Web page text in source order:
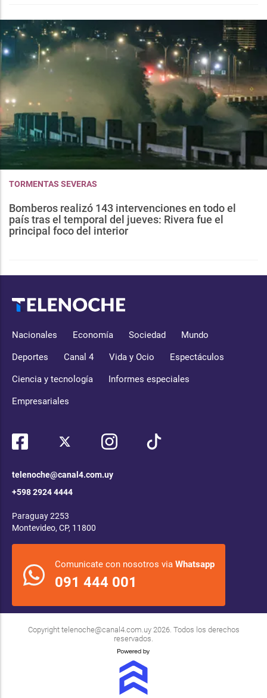
TORMENTAS SEVERAS
Bomberos realizó 143 intervenciones en todo el
país tras el temporal del jueves: Rivera fue el
principal foco del interior
Nacionales Economía Sociedad Mundo
Deportes Canal 4 Vida y Ocio Espectáculos
Ciencia y tecnología Informes especiales
Empresariales
telenoche@canal4.com.uy
+598 2924 4444
Paraguay 2253
Montevideo, CP, 11800
Comunicate con nosotros via Whatsapp
091 444 001
Copyright telenoche@canal4.com.uy2026. Todos los derechos
reservados.